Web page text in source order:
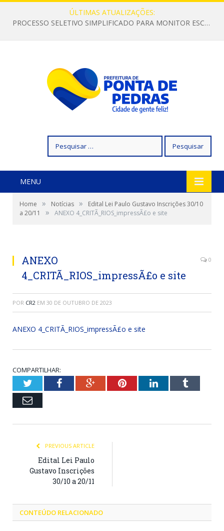
ÚLTIMAS ATUALIZAÇÕES:
PROCESSO SELETIVO SIMPLIFICADO PARA MONITOR ESCOLAR
por:
MENU
Home » Notícias »
Edital Lei Paulo Gustavo Inscrições 30/10
a 20/11
» ANEXO 4_CRITÃ_RIOS_impressÃ£o e site
ANEXO
4_CRITÃ_RIOS_impressÃ£o e site
0
POR CR2 EM 30 DE OUTUBRO DE 2023
ANEXO 4_CRITÃ_RIOS_impressÃ£o e site
COMPARTILHAR:
TwitterFacebookGoogle+PinterestLinkedInTumblr
Email
PREVIOUS ARTICLE
Edital Lei Paulo
Gustavo Inscrições
30/10 a 20/11
CONTEÚDO RELACIONADO